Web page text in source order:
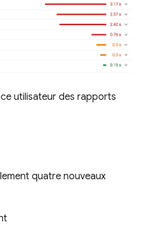
utilisateur des rapports
quatre nouveaux